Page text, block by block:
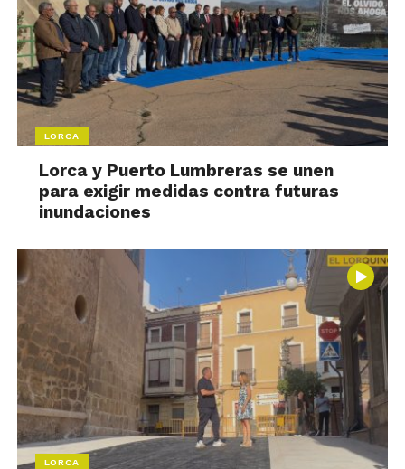
LORCA
Lorca y Puerto Lumbreras se unen
para exigir medidas contra futuras
inundaciones
LORCA